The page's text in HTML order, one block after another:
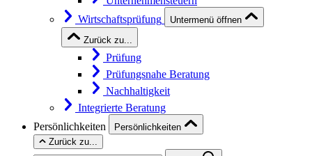
Wirtschaftsprüfung
Untermenü öffnen
Zurück zu...
Prüfung
Prüfungsnahe Beratung
Nachhaltigkeit
Integrierte Beratung
Persönlichkeiten
Persönlichkeiten
Zurück zu...